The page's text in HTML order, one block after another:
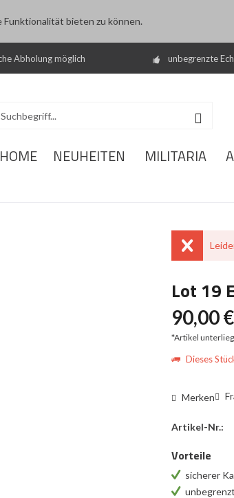
bieten zu können.
Abholung möglich unbegrenzte
HOME NEUHEITEN MILITARIA
Lot 19
90,00
*Artikel
Dieses
Merken
Artikel-Nr.:
Vorteile
sicherer